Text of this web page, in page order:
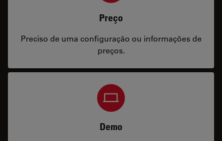
Preço
Preciso de uma configuração ou informações de
preços.
Demo